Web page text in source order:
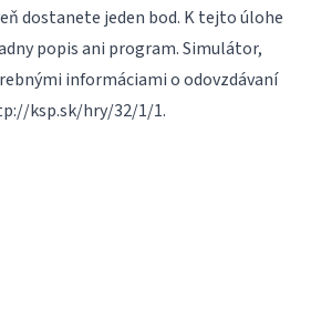
dostanete jeden bod. K tejto úlohe
popis ani program. Simulátor,
informáciami o odovzdávaní
ksp.sk/hry/32/1/1.